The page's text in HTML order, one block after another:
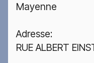
Mayenne
Adresse:
RUE ALBERT